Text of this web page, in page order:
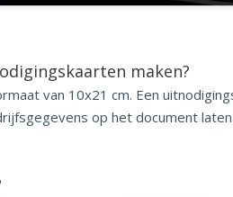
maken?
van 10x21 cm. Een
op het document